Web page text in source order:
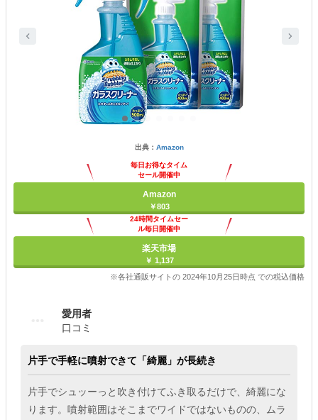
出典： Amazon
毎日お得なタイム
セール開催中
Amazon
￥803
24時間タイムセー
ル毎日開催中
楽天市場
￥ 1,137
※各社通販サイトの 2024年10月25日時点 での税込価格
愛用者
口コミ
片手で手軽に噴射できて「綺麗」が長続き
片手でシュッーっと吹き付けてふき取るだけで、綺麗にな
ります。噴射範囲はそこまでワイドではないものの、ムラ